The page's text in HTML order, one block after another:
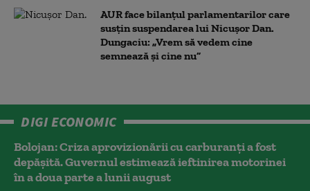
AUR face bilanțul parlamentarilor care
susțin suspendarea lui Nicușor Dan.
Dungaciu: „Vrem să vedem cine
semnează și cine nu”
DIGI ECONOMIC
Bolojan: Criza aprovizionării cu carburanți a fost
depășită. Guvernul estimează ieftinirea motorinei
în a doua parte a lunii august